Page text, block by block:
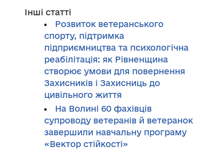
Інші статті
Розвиток ветеранського
спорту, підтримка
підприємництва та психологічна
реабілітація: як Рівненщина
створює умови для повернення
Захисників і Захисниць до
цивільного життя
На Волині 60 фахівців
супроводу ветеранів й ветеранок
завершили навчальну програму
«Вектор стійкості»